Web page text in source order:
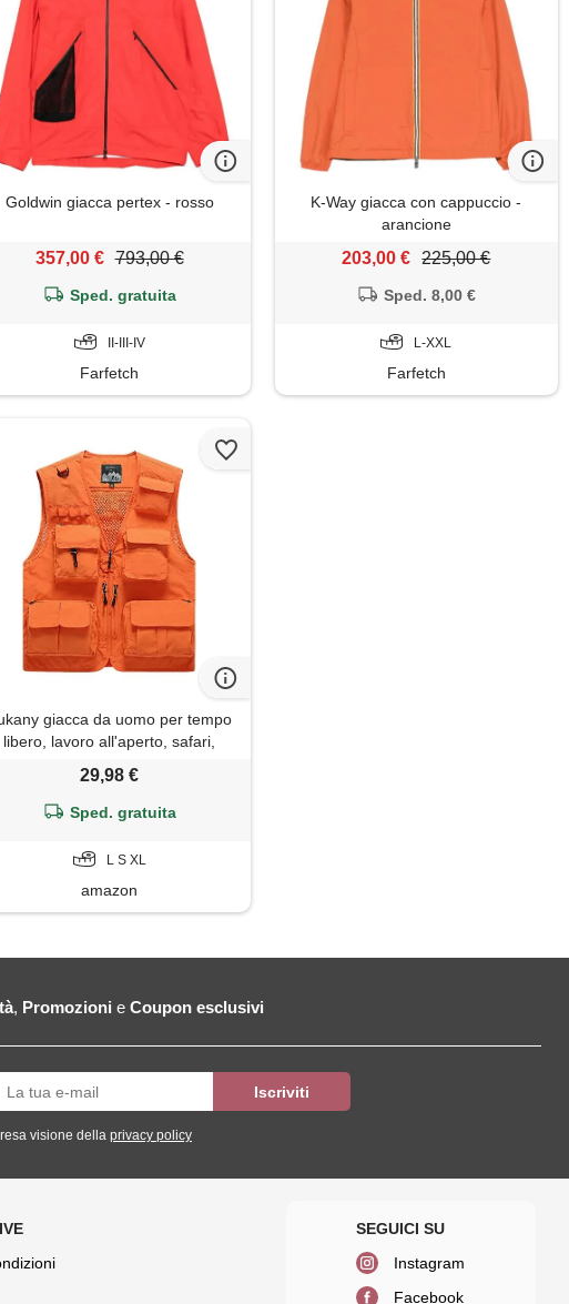
Goldwin giacca pertex - rosso
357,00 € 793,00 €
Sped. gratuita
II-III-IV
Farfetch
K-Way giacca con cappuccio -
arancione
203,00 € 225,00 €
Sped. 8,00 €
L-XXL
Farfetch
giacca da uomo per tempo
libero, lavoro all'aperto, safari,
gilet in rete per fotografia,
arancione, s
29,98 €
Sped. gratuita
L S XL
amazon
, Promozioni e Coupon esclusivi
visione della privacy policy
Instagram
Facebook